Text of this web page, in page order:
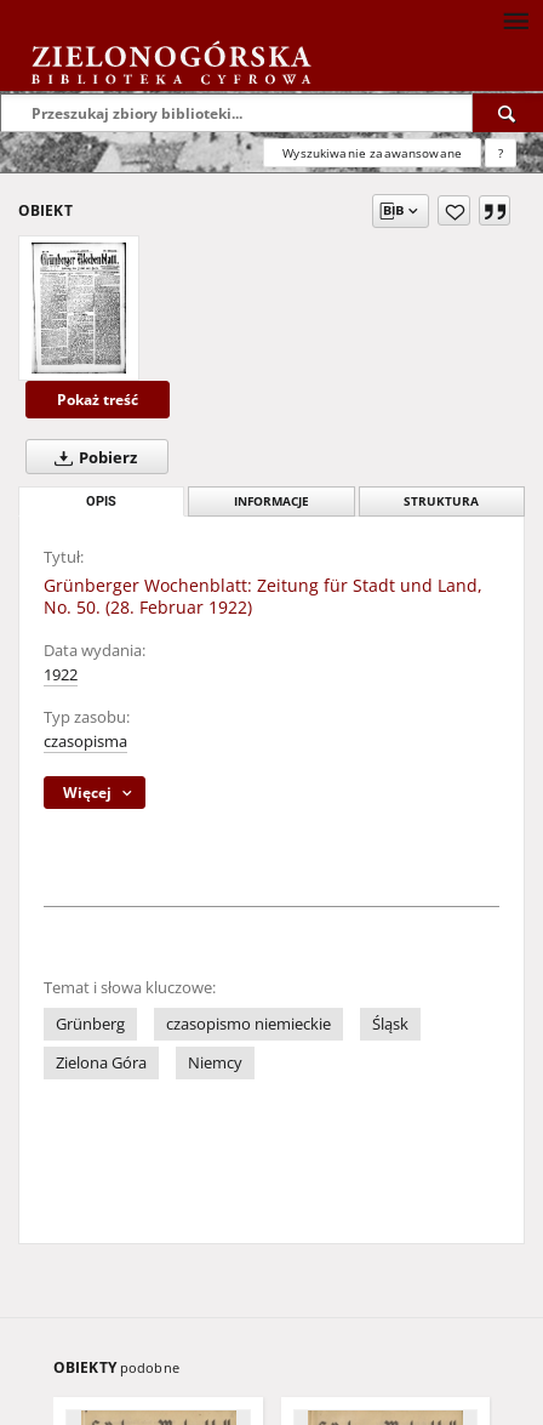
Wyszukiwanie zaawansowane ?
OBIEKT
Pokaż treść
Pobierz
OPIS INFORMACJE STRUKTURA
Tytuł:
Grünberger Wochenblatt: Zeitung für Stadt und Land,
No. 50. (28. Februar 1922)
Data wydania:
1922
Typ zasobu:
czasopisma
Więcej
Temat i słowa kluczowe:
Grünberg
czasopismo niemieckie
Śląsk
Zielona Góra
Niemcy
OBIEKTY podobne